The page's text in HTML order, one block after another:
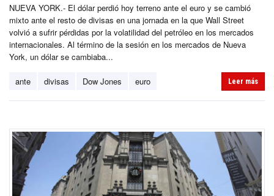
NUEVA YORK.- El dólar perdió hoy terreno ante el euro y se cambió
mixto ante el resto de divisas en una jornada en la que Wall Street
volvió a sufrir pérdidas por la volatilidad del petróleo en los mercados
internacionales. Al término de la sesión en los mercados de Nueva
York, un dólar se cambiaba...
ante divisas Dow Jones euro Leer más